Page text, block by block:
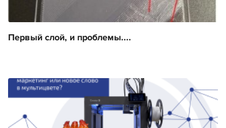
Первый слой, и проблемы....